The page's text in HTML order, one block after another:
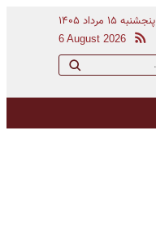
پنجشنبه ۱۵ مرداد ۱۴۰۵
6 August 2026